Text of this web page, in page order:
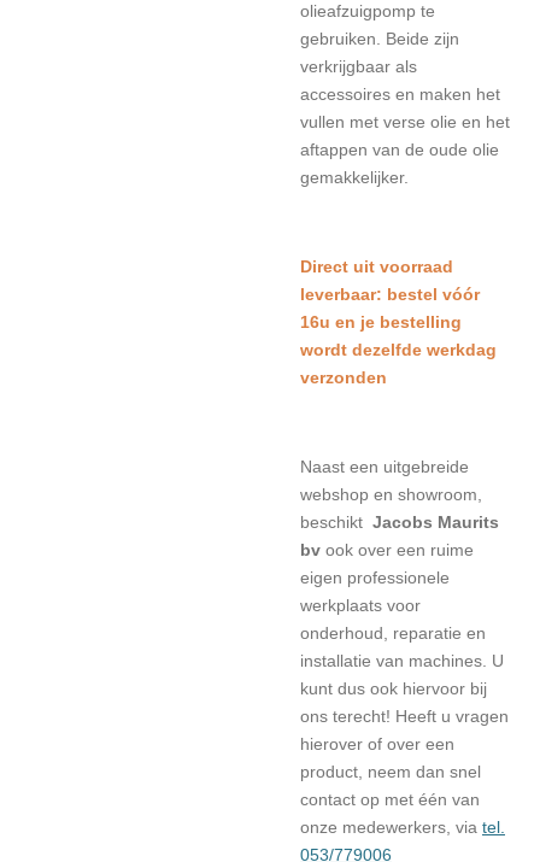
olieafzuigpomp te
gebruiken. Beide zijn
verkrijgbaar als
accessoires en maken het
vullen met verse olie en het
aftappen van de oude olie
gemakkelijker.
Direct uit voorraad
leverbaar: bestel vóór
16u en je bestelling
wordt dezelfde werkdag
verzonden
Naast een uitgebreide
webshop en showroom,
beschikt Jacobs Maurits
bv ook over een ruime
eigen professionele
werkplaats voor
onderhoud, reparatie en
installatie van machines. U
kunt dus ook hiervoor bij
ons terecht! Heeft u vragen
hierover of over een
product, neem dan snel
contact op met één van
onze medewerkers, via tel.
053/779006